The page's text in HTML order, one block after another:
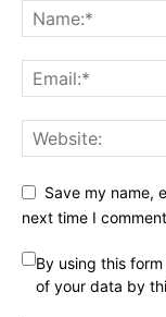
Save my name,
next time I
By using this
of your data by